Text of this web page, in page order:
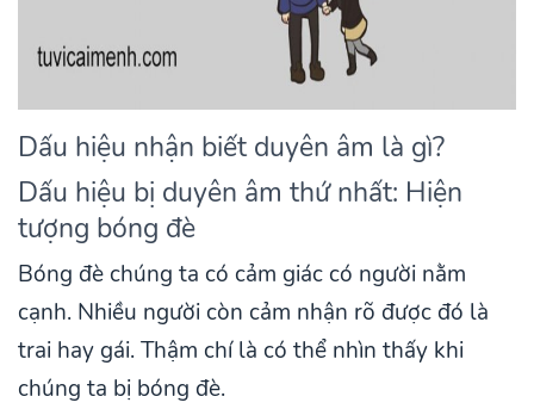
Dấu hiệu nhận biết duyên âm là gì?
Dấu hiệu bị duyên âm thứ nhất: Hiện
tượng bóng đè
Bóng đè chúng ta có cảm giác có người nằm
cạnh. Nhiều người còn cảm nhận rõ được đó là
trai hay gái. Thậm chí là có thể nhìn thấy khi
chúng ta bị bóng đè.